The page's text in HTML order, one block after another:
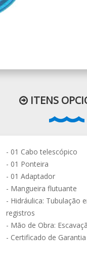
ITENS
- 01 Cabo telescópico
- 01 Ponteira
- 01 Adaptador
- Mangueira flutuante
- Hidráulica: Tubulação
registros
- Mão de Obra:
- Certificado de